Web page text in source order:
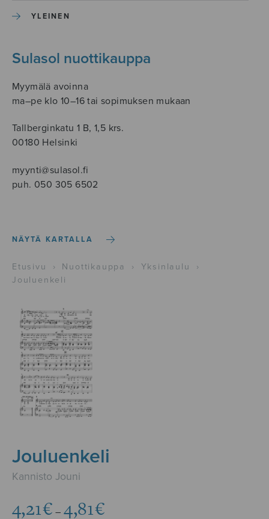
YLEINEN
Sulasol nuottikauppa
Myymälä avoinna
ma–pe klo 10–16 tai sopimuksen mukaan
Tallberginkatu 1 B, 1,5 krs.
00180 Helsinki
myynti@sulasol.fi
puh. 050 305 6502
NÄYTÄ KARTALLA
Etusivu › Nuottikauppa › Yksinlaulu
›
Jouluenkeli
Jouluenkeli
Kannisto Jouni
4,21€ – 4,81€